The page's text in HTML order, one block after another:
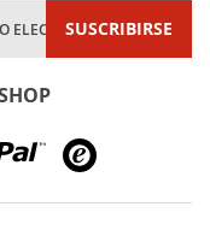
SUSCRIBIRSE